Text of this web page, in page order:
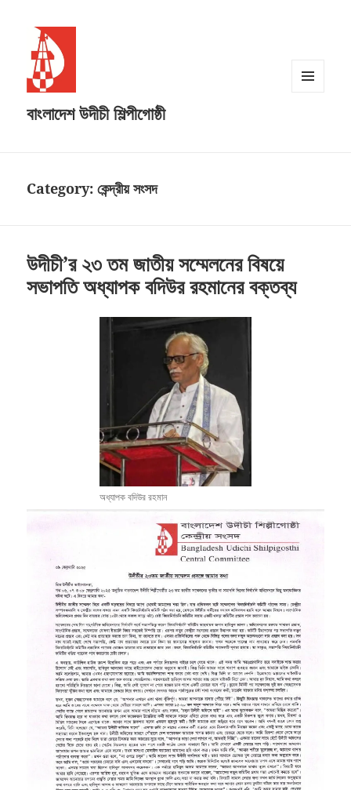
বাংলাদেশ উদীচী শিল্পীগোষ্ঠী
Category:কেন্দ্রীয় সংসদ
উদীচী’র ২৩ তম জাতীয় সম্মেলনের বিষয়ে
সভাপতি অধ্যাপক বদিউর রহমানের বক্তব্য
অধ্যাপক বদিউর রহমান